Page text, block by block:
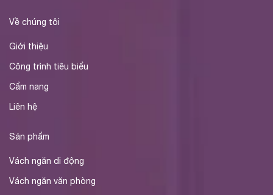
Về chúng tôi
Giới thiệu
Công trình tiêu biểu
Cẩm nang
Liên hệ
Sản phẩm
Vách ngăn di động
Vách ngăn văn phòng